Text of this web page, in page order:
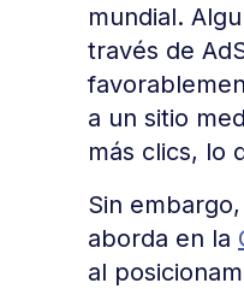
mundial.
través de
a un sitio
más clics, lo
Sin
aborda en la
al